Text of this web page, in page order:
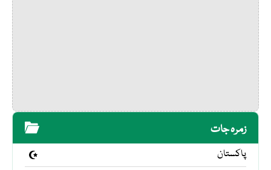
زمرہ جات
پاکستان